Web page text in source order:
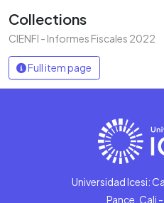
Collections
CIENFI - Informes Fiscales 2022
Full item page
Universidad Icesi:
Pance, Cali